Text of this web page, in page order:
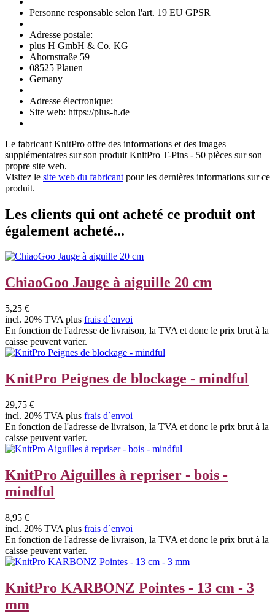
Personne responsable selon l'art. 19 EU GPSR
Adresse postale:
plus H GmbH & Co. KG
Ahornstraße 59
08525 Plauen
Gemany
Adresse électronique:
Site web: https://plus-h.de
Le fabricant KnitPro offre des informations et des images
supplémentaires sur son produit KnitPro T-Pins - 50 pièces sur son
propre site web.
Visitez le site web du fabricant pour les dernières informations sur ce
produit.
Les clients qui ont acheté ce produit ont
également acheté...
ChiaoGoo Jauge à aiguille 20 cm
5,25 €
incl. 20% TVA plus frais d`envoi
En fonction de l'adresse de livraison, la TVA et donc le prix brut à la
caisse peuvent varier.
KnitPro Peignes de blockage - mindful
29,75 €
incl. 20% TVA plus frais d`envoi
En fonction de l'adresse de livraison, la TVA et donc le prix brut à la
caisse peuvent varier.
KnitPro Aiguilles à repriser - bois -
mindful
8,95 €
incl. 20% TVA plus frais d`envoi
En fonction de l'adresse de livraison, la TVA et donc le prix brut à la
caisse peuvent varier.
KnitPro KARBONZ Pointes - 13 cm - 3
mm